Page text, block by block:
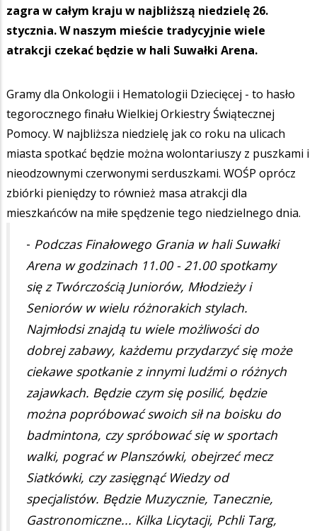
zagra w całym kraju w najbliższą niedzielę 26.
stycznia. W naszym mieście tradycyjnie wiele
atrakcji czekać będzie w hali Suwałki Arena.
Gramy dla Onkologii i Hematologii Dziecięcej - to hasło
tegorocznego finału Wielkiej Orkiestry Świątecznej
Pomocy. W najbliższa niedzielę jak co roku na ulicach
miasta spotkać będzie można wolontariuszy z puszkami i
nieodzownymi czerwonymi serduszkami. WOŚP oprócz
zbiórki pieniędzy to również masa atrakcji dla
mieszkańców na miłe spędzenie tego niedzielnego dnia.
- Podczas Finałowego Grania w hali Suwałki
Arena w godzinach 11.00 - 21.00 spotkamy
się z Twórczością Juniorów, Młodzieży i
Seniorów w wielu różnorakich stylach.
Najmłodsi znajdą tu wiele możliwości do
dobrej zabawy, każdemu przydarzyć się może
ciekawe spotkanie z innymi ludźmi o różnych
zajawkach. Będzie czym się posilić, będzie
można popróbować swoich sił na boisku do
badmintona, czy spróbować się w sportach
walki, pograć w Planszówki, obejrzeć mecz
Siatkówki, czy zasięgnąć Wiedzy od
specjalistów. Będzie Muzycznie, Tanecznie,
Gastronomiczne... Kilka Licytacji, Pchli Targ,